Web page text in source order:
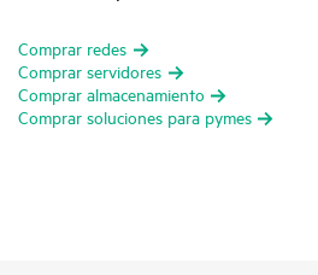
Comprar redes
Comprar servidores
Comprar almacenamiento
Comprar soluciones para pymes